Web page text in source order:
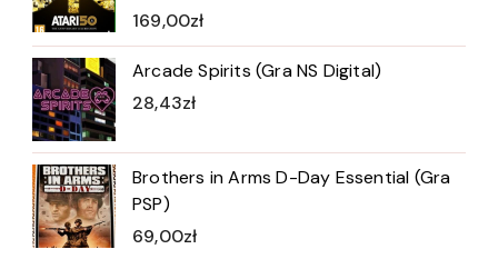
169,00zł
Arcade Spirits (Gra NS Digital)
28,43zł
Brothers in Arms D-Day Essential (Gra
PSP)
69,00zł